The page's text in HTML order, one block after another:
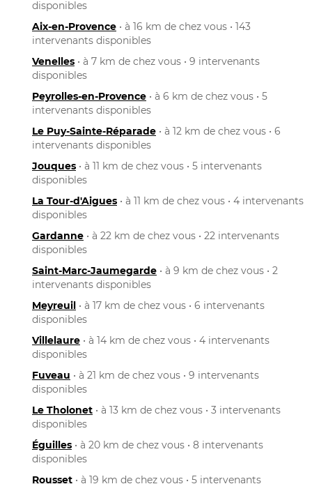
disponibles
Aix-en-Provence • à 16 km de chez vous • 143
intervenants disponibles
Venelles • à 7 km de chez vous • 9 intervenants
disponibles
Peyrolles-en-Provence • à 6 km de chez vous • 5
intervenants disponibles
Le Puy-Sainte-Réparade • à 12 km de chez vous • 6
intervenants disponibles
Jouques • à 11 km de chez vous • 5 intervenants
disponibles
La Tour-d'Aigues • à 11 km de chez vous • 4 intervenants
disponibles
Gardanne • à 22 km de chez vous • 22 intervenants
disponibles
Saint-Marc-Jaumegarde • à 9 km de chez vous • 2
intervenants disponibles
Meyreuil • à 17 km de chez vous • 6 intervenants
disponibles
Villelaure • à 14 km de chez vous • 4 intervenants
disponibles
Fuveau • à 21 km de chez vous • 9 intervenants
disponibles
Le Tholonet • à 13 km de chez vous • 3 intervenants
disponibles
Éguilles • à 20 km de chez vous • 8 intervenants
disponibles
Rousset • à 19 km de chez vous • 5 intervenants